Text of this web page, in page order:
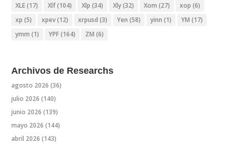
XLE(17) Xlf(104) Xlp (34) Xly(32) Xom (27) xop (6)
xp (5) xpev(12) xrpusd (3) Yen (58) yinn (1) YM (17)
ymm (1) YPF(164) ZM (6)
Archivos de Researchs
agosto 2026 (36)
julio 2026 (140)
junio 2026 (139)
mayo 2026 (144)
abril 2026 (143)